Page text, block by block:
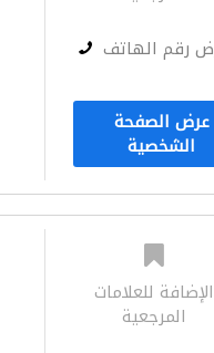
رقم الهاتف
عرض الصفحة
الشخصية
الإضافة للعلامات
المرجعية